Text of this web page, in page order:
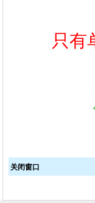
只有
关闭窗口